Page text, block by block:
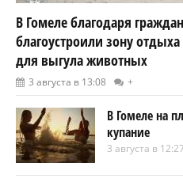
В Гомеле благодаря
благоустроили зону
для выгула животных
3 августа в 13:08 +
В Гомеле на
купание
3 августа в 12:27